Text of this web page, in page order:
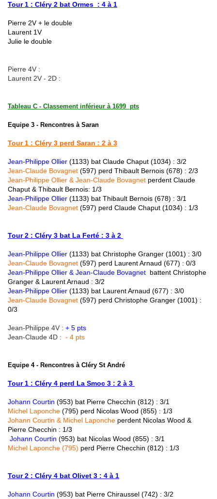
Tour 1 : Cléry 2 bat Ormes : 4 à 1
Pierre 2V + le double
Laurent 1V
Julie le double
Pierre 4V :
Laurent 2V - 2D :
Tableau C - Classement inférieur à 1699 pts
Equipe 3 - Rencontres à Saran
Tour 1 : Cléry 3 perd Saran : 2 à 3
Jean-Philippe Ollier (1133) bat Claude Chaput (1034) : 3/2
Jean-Claude Bovagnet (597) perd Thibault Bernois (678) : 2/3
Jean-Philippe Ollier & Jean-Claude Bovagnet perdent Claude
Chaput & Thibault Bernois: 1/3
Jean-Philippe Ollier (1133) bat Thibault Bernois (678) : 3/1
Jean-Claude Bovagnet (597) perd Claude Chaput (1034) : 1/3
Tour 2 : Cléry 3 bat La Ferté : 3 à 2
Jean-Philippe Ollier (1133) bat Christophe Granger (1001) : 3/0
Jean-Claude Bovagnet (597) perd Laurent Arnaud (677) : 0/3
Jean-Philippe Ollier & Jean-Claude Bovagnet battent Christophe
Granger & Laurent Arnaud : 3/2
Jean-Philippe Ollier (1133) bat Laurent Arnaud (677) : 3/0
Jean-Claude Bovagnet (597) perd Christophe Granger (1001) :
0/3
Jean-Philippe 4V : + 5 pts
Jean-Claude 4D : - 4 pts
Equipe 4 - Rencontres à Cléry St André
Tour 1 : Cléry 4 perd La Smoc 3 : 2 à 3
Johann Courtin (953) bat Pierre Checchin (812) : 3/1
Michel Laponche (795) perd Nicolas Wood (855) : 1/3
Johann Courtin & Michel Laponche perdent Nicolas Wood &
Pierre Checchin : 1/3
Johann Courtin (953) bat Nicolas Wood (855) : 3/1
Michel Laponche (795) perd Pierre Checchin (812) : 1/3
Tour 2 : Cléry 4 bat Olivet 3 : 4 à 1
Johann Courtin (953) bat Pierre Chiraussel (742) : 3/2